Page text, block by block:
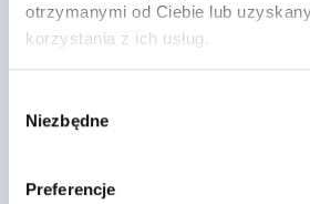
otrzymanymi od Ciebie lub
korzystania z ich usług.
zgody
Niezbędne
Preferencje